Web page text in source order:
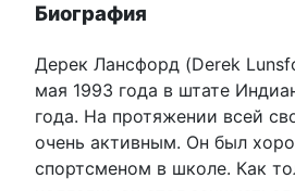
Биография
Дерек Лансфорд (Derek
мая 1993 года в штате
года. На протяжении всей
очень активным. Он был
спортсменом в школе. Как